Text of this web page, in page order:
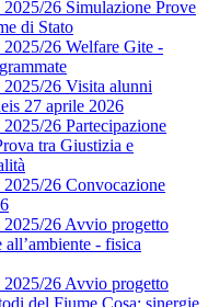
26 Simulazione Prove
di Stato
2025/26 Welfare Gite -
2025/26 Visita alunni
27 aprile 2026
26 Partecipazione
tra Giustizia e
26 Convocazione
2025/26 Avvio progetto
- fisica
2025/26 Avvio progetto